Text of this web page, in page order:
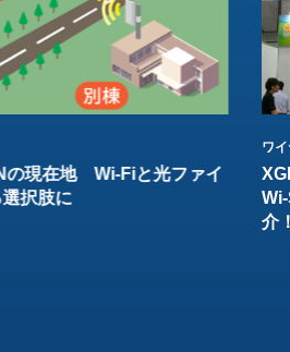
の現在地 Wi-Fiと光ファイ
択肢に
ワ
介